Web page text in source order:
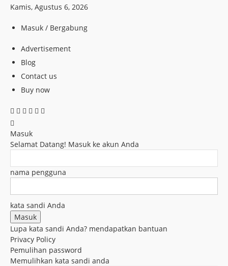
Kamis, Agustus 6, 2026
Masuk / Bergabung
Advertisement
Blog
Contact us
Buy now
Masuk
Selamat Datang! Masuk ke akun Anda
nama pengguna
kata sandi Anda
Lupa kata sandi Anda? mendapatkan bantuan
Privacy Policy
Pemulihan password
Memulihkan kata sandi anda